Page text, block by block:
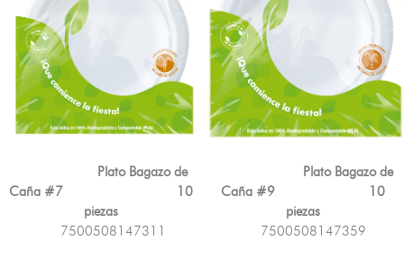
Plato Bagazo de
Caña #7 10
piezas
7500508147311
Plato Bagazo de
Caña #9 10
piezas
7500508147359